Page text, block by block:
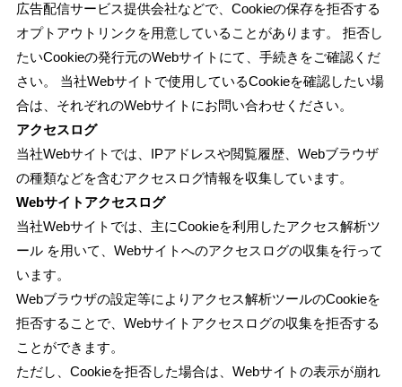
広告配信サービス提供会社などで、Cookieの保存を拒否する
オプトアウトリンクを用意していることがあります。 拒否し
たいCookieの発行元のWebサイトにて、手続きをご確認くだ
さい。 当社Webサイトで使用しているCookieを確認したい場
合は、それぞれのWebサイトにお問い合わせください。
アクセスログ
当社Webサイトでは、IPアドレスや閲覧履歴、Webブラウザ
の種類などを含むアクセスログ情報を収集しています。
Webサイトアクセスログ
当社Webサイトでは、主にCookieを利用したアクセス解析ツ
ール を用いて、Webサイトへのアクセスログの収集を行って
います。
Webブラウザの設定等によりアクセス解析ツールのCookieを
拒否することで、Webサイトアクセスログの収集を拒否する
ことができます。
ただし、Cookieを拒否した場合は、Webサイトの表示が崩れ